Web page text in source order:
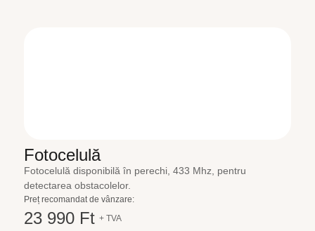
Fotocelulă
Fotocelulă disponibilă în perechi, 433 Mhz, pentru
detectarea obstacolelor.
Preț recomandat de vânzare:
23 990 Ft + TVA